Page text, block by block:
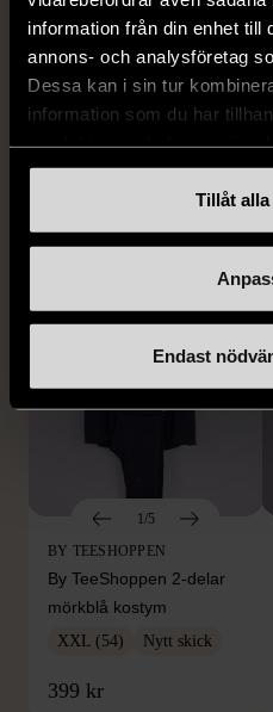
information från din enhet till
annons- och analysföretag
Dessa kan i sin tur
information som du har
Tillåt
Endast
259 kr
1/5
BY TEESHOPPEN
By TeeShoppen 2-delar
mörkblå kostym
XXL (54) Nytt skick
399 kr